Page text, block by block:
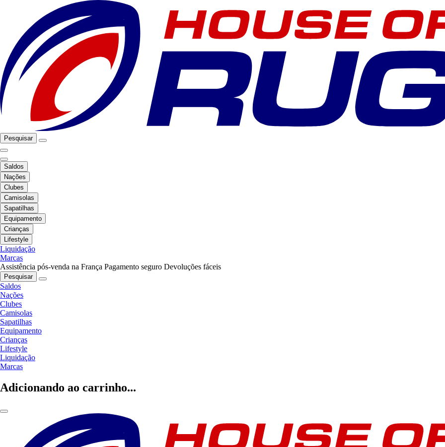
Pesquisar
Saldos
Nações
Clubes
Camisolas
Sapatilhas
Equipamento
Crianças
Lifestyle
Liquidação
Marcas
Assistência pós-venda na França Pagamento seguro Devoluções fáceis
Pesquisar
Saldos
Nações
Clubes
Camisolas
Sapatilhas
Equipamento
Crianças
Lifestyle
Liquidação
Marcas
Adicionando ao carrinho...